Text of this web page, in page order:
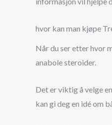
hvor kan man kjøpe
Når du ser etter hvor
anabole steroider.
Det er viktig å velge
kan gi deg en idé om